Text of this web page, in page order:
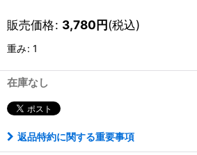
販売価格: 3,780円(税込)
重み: 1
在庫なし
返品特約に関する重要事項